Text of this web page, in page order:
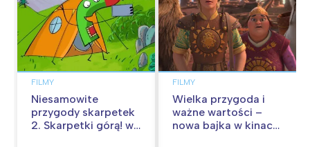
FILMY
Niesamowite
przygody skarpetek
2. Skarpetki górą! w
FILMY
Wielka przygoda i
ważne wartości –
nowa bajka w kinach